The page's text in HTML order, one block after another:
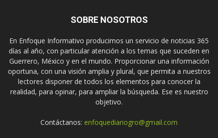
SOBRE NOSOTROS
En Enfoque Informativo producimos un servicio de noticias 365
días al año, con particular atención a los temas que suceden en
Guerrero, México y en el mundo. Proporcionar una información
oportuna, con una visión amplia y plural, que permita a nuestros
lectores disponer de todos los elementos para conocer la
realidad, para opinar, para ampliar la búsqueda. Ese es nuestro
objetivo.
Contáctanos: enfoquediariogro@gmail.com